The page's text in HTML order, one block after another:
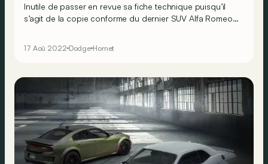
Inutile de passer en revue sa fiche technique puisqu’il
s’agit de la copie conforme du dernier SUV Alfa Romeo !
17 Aoû 2022 Dodge Hornet